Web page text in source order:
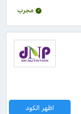
مجرب
اظهر الكود